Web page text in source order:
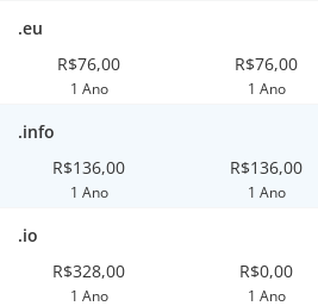
.eu
R$76,00
1 Ano
R$76,00
1 Ano
.info
R$136,00
1 Ano
R$136,00
1 Ano
.io
R$328,00
1 Ano
R$0,00
1 Ano